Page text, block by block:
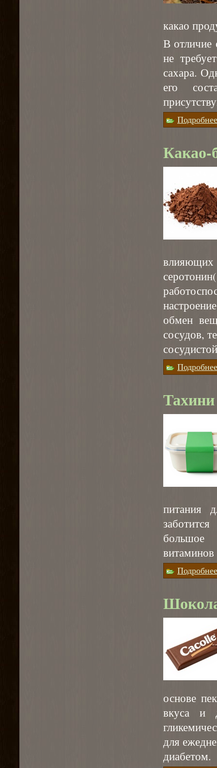
какао
В отличие
не
сахара.
его
Подробнее
Какао-
обмен
сосудов,
Подробнее
питания
большое
Подробнее
основе
вкуса и
для
диабетом.